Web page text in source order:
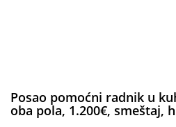
Posao pomoćni radnik u
oba pola, 1.200€, smeštaj,